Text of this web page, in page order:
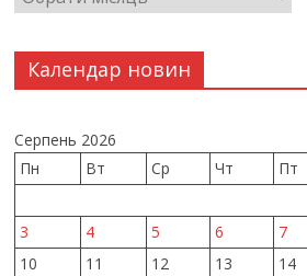
Календар новин
Серпень 2026
Пн
Вт Ср Чт Пт
3
4 5 6 7
10
11 12 13 14